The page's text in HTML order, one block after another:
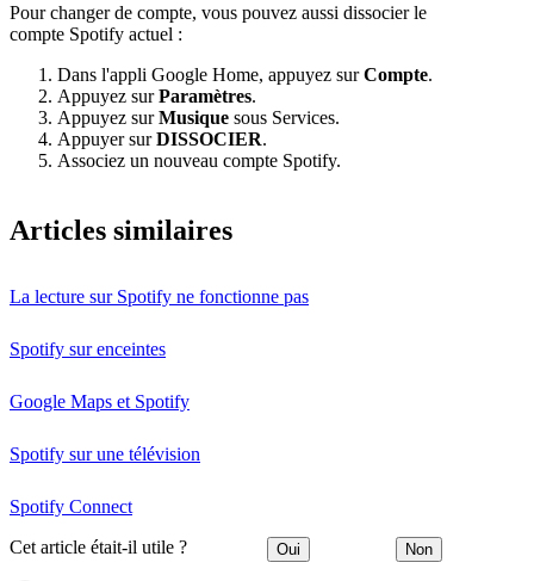
Pour changer de compte, vous pouvez aussi dissocier le
compte Spotify actuel :
Dans l'appli Google Home, appuyez surCompte.
Appuyez surParamètres.
Appuyez surMusique sous Services.
Appuyer surDISSOCIER.
Associez un nouveau compte Spotify.
Articles similaires
La lecture sur Spotify ne fonctionne pas
Spotify sur enceintes
Google Maps et Spotify
Spotify sur une télévision
Spotify Connect
Cet article était-il utile ? Oui Non